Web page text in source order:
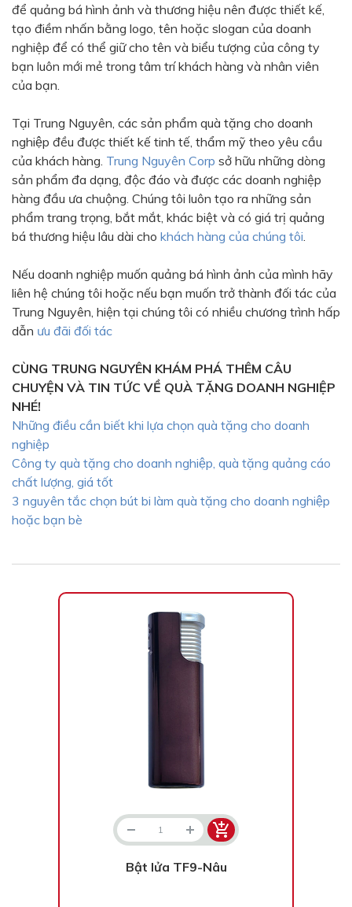
Xanh dương - Đen
Đỏ nâu
Đen - Nơ
Bạc 1cm
Bạc 2cm
Bạc mini 1cm
để quảng bá hình ảnh và thương hiệu nên được thiết kế,
tạo điềm nhấn bằng logo, tên hoặc slogan của doanh
nghiệp để có thể giữ cho tên và biểu tượng của công ty
bạn luôn mới mẻ trong tâm trí khách hàng và nhân viên
của bạn.
Tại Trung Nguyên, các sản phẩm quà tặng cho doanh
nghiệp đều được thiết kế tinh tế, thẩm mỹ theo yêu cầu
của khách hàng. Trung Nguyên Corp sở hữu những dòng
sản phẩm đa dạng, độc đáo và được các doanh nghiệp
hàng đầu ưa chuộng. Chúng tôi luôn tạo ra những sản
phẩm trang trọng, bắt mắt, khác biệt và có giá trị quảng
bá thương hiệu lâu dài cho khách hàng của chúng tôi
Nếu doanh nghiệp muốn quảng bá hình ảnh của mình hãy
liên hệ chúng tôi hoặc nếu bạn muốn trở thành đối tác của
Trung Nguyên, hiện tại chúng tôi có nhiều chương trình hấp
dẫn ưu đãi đối tác
CÙNG TRUNG NGUYÊN KHÁM PHÁ THÊM CÂU
CHUYỆN VÀ TIN TỨC VỀ QUÀ TẶNG DOANH NGHIỆP
NHÉ!
Những điều cần biết khi lựa chọn quà tặng cho doanh
nghiệp
Công ty quà tặng cho doanh nghiệp, quà tặng quảng cáo
chất lượng, giá tốt
3 nguyên tắc chọn bút bi làm quà tặng cho doanh nghiệp
hoặc bạn bè
Bật lửa TF9-Nâu